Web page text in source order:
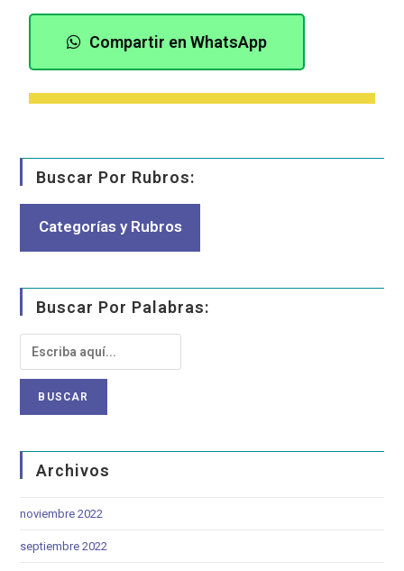
Compartir en WhatsApp
Buscar Por Rubros:
Categorías y Rubros
Buscar Por Palabras:
Archivos
noviembre 2022
septiembre 2022